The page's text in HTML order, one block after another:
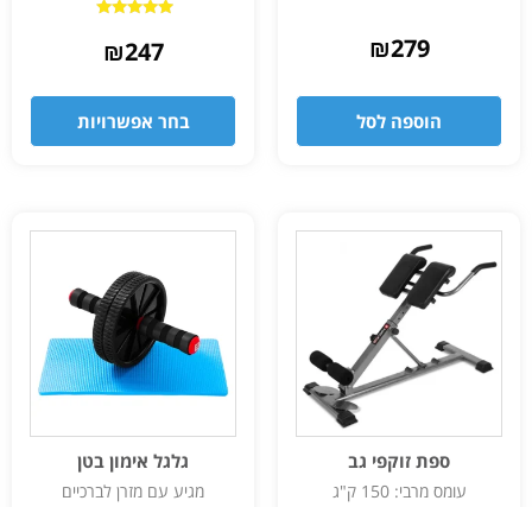
₪279
הוספה לסל
4.83
מתוך 5₪247
בחר אפשרויות
ספת זוקפי גב
עומס מרבי: 150 ק"ג
גלגל אימון בטן
מגיע עם מזרן לברכיים